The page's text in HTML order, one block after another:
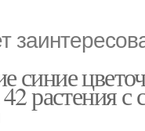
синие
растения